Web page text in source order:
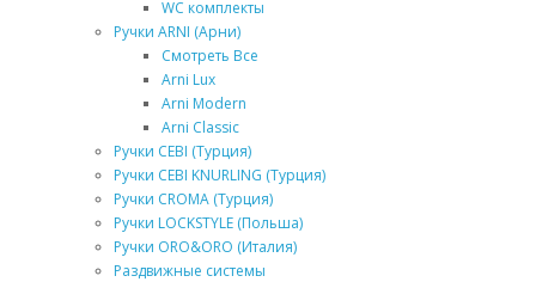
WC комплекты
Ручки ARNI (Арни)
Смотреть Все
Arni Lux
Arni Modern
Arni Classic
Ручки CEBI (Турция)
Ручки CEBI KNURLING (Турция)
Ручки CROMA (Турция)
Ручки LOCKSTYLE (Польша)
Ручки ORO&ORO (Италия)
Раздвижные системы